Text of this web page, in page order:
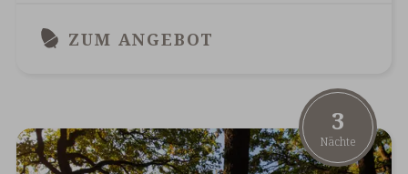
ZUM ANGEBOT
3
Nächte